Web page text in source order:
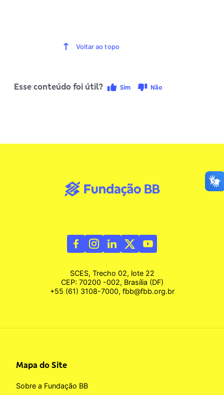
Voltar ao topo
Esse conteúdo foi útil? Sim Não
SCES, Trecho 02, lote 22
CEP: 70200 -002, Brasília (DF)
+55 (61) 3108-7000, fbb@fbb.org.br
Mapa do Site
Sobre a Fundação BB